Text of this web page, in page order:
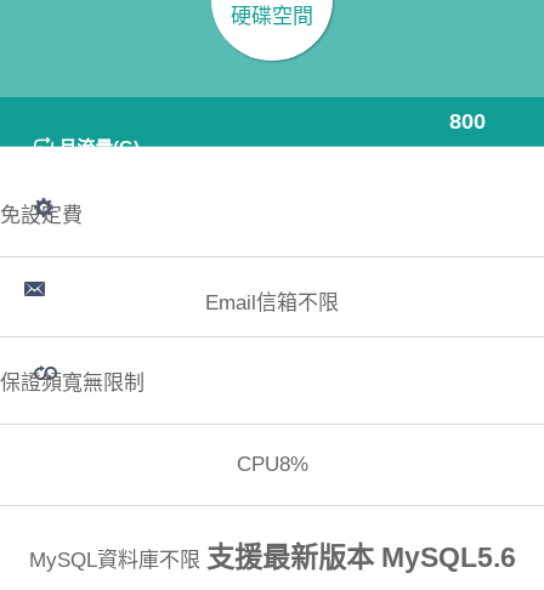
費用(年)4800
硬碟空間
月流量(G)
800
免設定費
Email信箱不限
保證頻寬無限制
CPU8%
MySQL資料庫不限 支援最新版本 MySQL5.6